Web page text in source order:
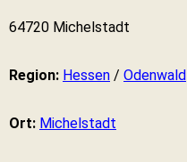
64720 Michelstadt
Region: Hessen / Odenwald
Ort: Michelstadt